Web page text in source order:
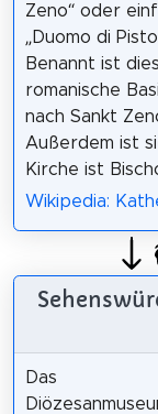
Zeno“ oder
„Duomo di
Benannt ist
romanische
nach Sankt
Außerdem ist
Kirche ist
Wikipedia:
Das